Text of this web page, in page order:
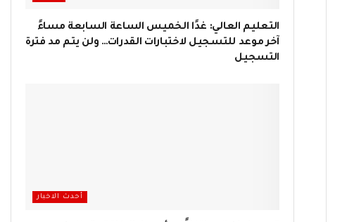
التعليم العالي: غدًا الخميس الساعة السابعة مساءً
آخر موعد للتسجيل لاختبارات القدرات… ولن يتم مد فترة
التسجيل
أحدث الاخبار